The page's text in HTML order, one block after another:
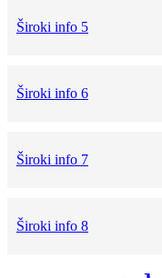
Široki info 5
Široki info 6
Široki info 7
Široki info 8